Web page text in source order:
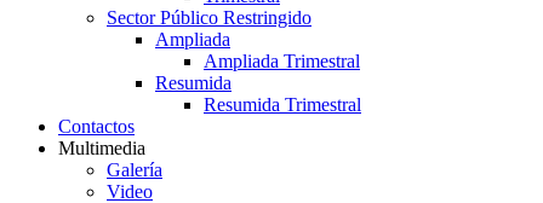
Sector Público Restringido
Ampliada
Ampliada Trimestral
Resumida
Resumida Trimestral
Contactos
Multimedia
Galería
Video